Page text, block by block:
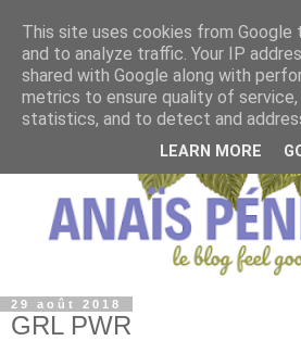
29 août 2018
GRL PWR
This site uses cookies from
and to analyze traffic. Your IP
shared with Google along with
metrics to ensure quality of service,
statistics, and to detect and
LEARN MORE